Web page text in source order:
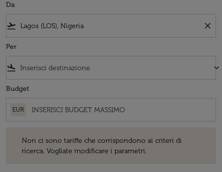
Da
flight_takeoff close
Per
flight_land keyboard_arrow_down
Budget
EUR
Non ci sono tariffe che corrispondono ai criteri di
ricerca. Vogliate modificare i parametri.